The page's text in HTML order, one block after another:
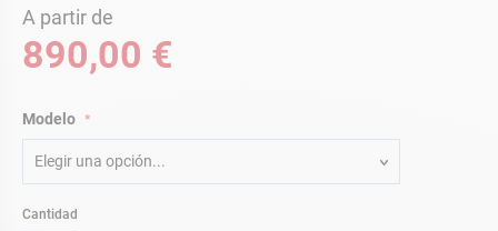
A partir de
890,00 €
Modelo
Elegir una opción...
Cantidad